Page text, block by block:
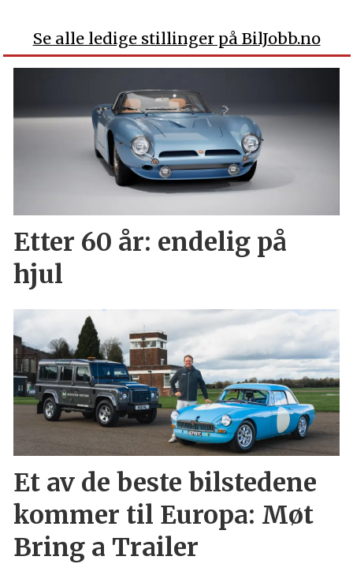
Se alle ledige stillinger på BilJobb.no
Etter 60 år: endelig på
hjul
Et av de beste bilstedene
kommer til Europa: Møt
Bring a Trailer